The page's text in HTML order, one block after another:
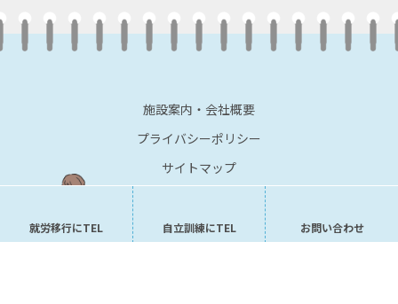
施設案内・会社概要
プライバシーポリシー
サイトマップ
就労移行にTEL 自立訓練にTEL お問い合わせ